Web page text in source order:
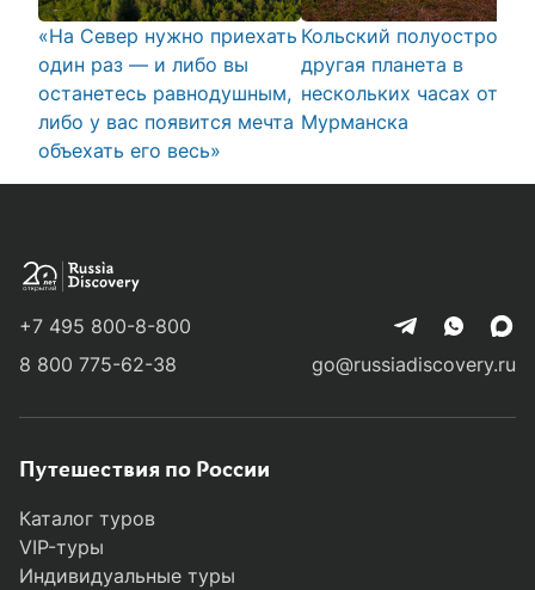
«На Север нужно приехать
один раз — и либо вы
останетесь равнодушным,
либо у вас появится мечта
объехать его весь»
Кольский полуостров:
другая планета в
нескольких часах от
Мурманска
+7 495 800-8-800
8 800 775-62-38
go@russiadiscovery.ru
Путешествия по России
Каталог туров
VIP-туры
Индивидуальные туры